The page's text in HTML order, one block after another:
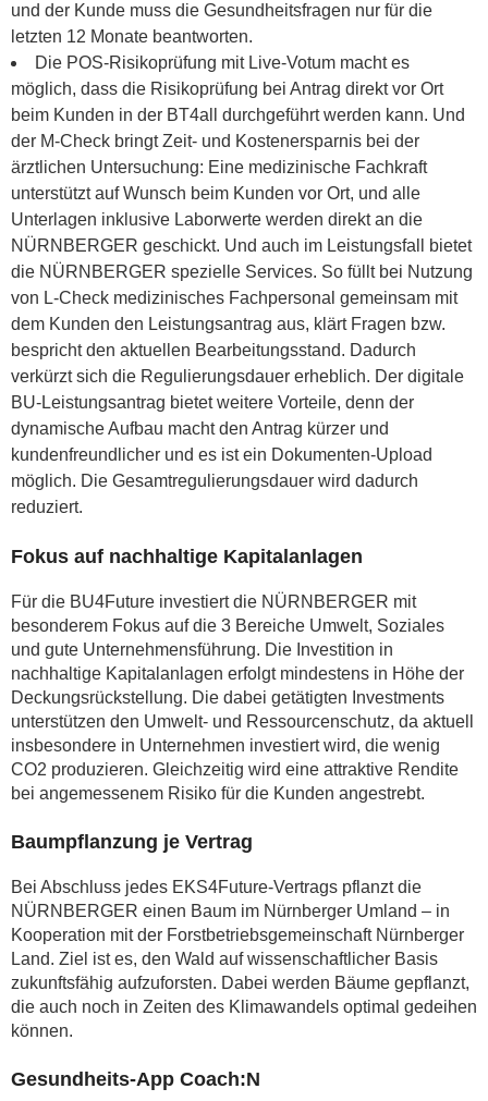
und der Kunde muss die Gesundheitsfragen nur für die
letzten 12 Monate beantworten.
Die POS-Risikoprüfung mit Live-Votum macht es
möglich, dass die Risikoprüfung bei Antrag direkt vor Ort
beim Kunden in der BT4all durchgeführt werden kann. Und
der M-Check bringt Zeit- und Kostenersparnis bei der
ärztlichen Untersuchung: Eine medizinische Fachkraft
unterstützt auf Wunsch beim Kunden vor Ort, und alle
Unterlagen inklusive Laborwerte werden direkt an die
NÜRNBERGER geschickt. Und auch im Leistungsfall bietet
die NÜRNBERGER spezielle Services. So füllt bei Nutzung
von L-Check medizinisches Fachpersonal gemeinsam mit
dem Kunden den Leistungsantrag aus, klärt Fragen bzw.
bespricht den aktuellen Bearbeitungsstand. Dadurch
verkürzt sich die Regulierungsdauer erheblich. Der digitale
BU-Leistungsantrag bietet weitere Vorteile, denn der
dynamische Aufbau macht den Antrag kürzer und
kundenfreundlicher und es ist ein Dokumenten-Upload
möglich. Die Gesamtregulierungsdauer wird dadurch
reduziert.
Fokus auf nachhaltige Kapitalanlagen
Für die BU4Future investiert die NÜRNBERGER mit
besonderem Fokus auf die 3 Bereiche Umwelt, Soziales
und gute Unternehmensführung. Die Investition in
nachhaltige Kapitalanlagen erfolgt mindestens in Höhe der
Deckungsrückstellung. Die dabei getätigten Investments
unterstützen den Umwelt- und Ressourcenschutz, da aktuell
insbesondere in Unternehmen investiert wird, die wenig
CO2 produzieren. Gleichzeitig wird eine attraktive Rendite
bei angemessenem Risiko für die Kunden angestrebt.
Baumpflanzung je Vertrag
Bei Abschluss jedes EKS4Future-Vertrags pflanzt die
NÜRNBERGER einen Baum im Nürnberger Umland – in
Kooperation mit der Forstbetriebsgemeinschaft Nürnberger
Land. Ziel ist es, den Wald auf wissenschaftlicher Basis
zukunftsfähig aufzuforsten. Dabei werden Bäume gepflanzt,
die auch noch in Zeiten des Klimawan­dels optimal gedeihen
können.
Gesundheits-App Coach:N